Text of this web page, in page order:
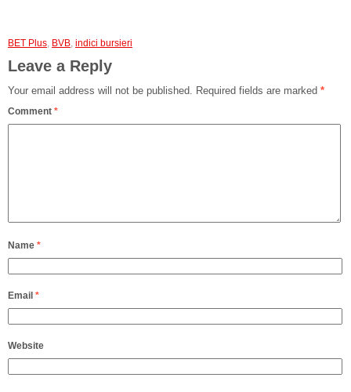
BET Plus, BVB, indici bursieri
Leave a Reply
Your email address will not be published. Required fields are marked *
Comment *
Name *
Email *
Website